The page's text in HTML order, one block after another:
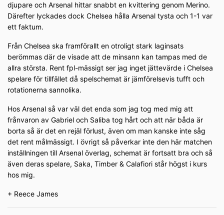
djupare och Arsenal hittar snabbt en kvittering genom Merino.
Därefter lyckades dock Chelsea hålla Arsenal tysta och 1-1 var
ett faktum.
Från Chelsea ska framförallt en otroligt stark laginsats
berömmas där de visade att de minsann kan tampas med de
allra största. Rent fpl-mässigt ser jag inget jättevärde i Chelsea
spelare för tillfället då spelschemat är jämförelsevis tufft och
rotationerna sannolika.
Hos Arsenal så var väl det enda som jag tog med mig att
frånvaron av Gabriel och Saliba tog hårt och att när båda är
borta så är det en rejäl förlust, även om man kanske inte såg
det rent målmässigt. I övrigt så påverkar inte den här matchen
inställningen till Arsenal överlag, schemat är fortsatt bra och så
även deras spelare, Saka, Timber & Calafiori står högst i kurs
hos mig.
+ Reece James